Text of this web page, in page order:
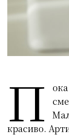
П
красиво.